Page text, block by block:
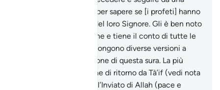
per sapere se [i profeti] hanno
trasmesso i messaggi del loro Signore. Gli è ben noto
tutto ciò che li concerne e tiene il conto di tutte le
cose». Gli esegeti propongono diverse versioni a
proposito della rivelazione di questa sura. La più
accreditata riferisce che di ritorno da Tà’if (vedi nota
al titolo della sura xvii) l’Inviato di Allah (pace e